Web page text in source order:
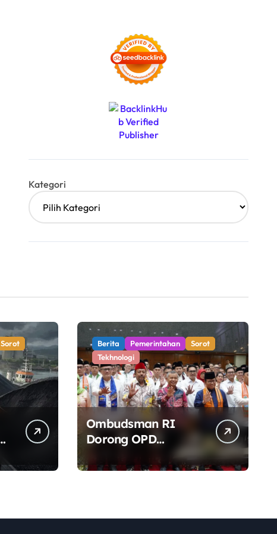
Kategori
Sorot Berita Pemerintahan
Sorot
Tekhnologi
Ombudsman RI
Dorong OPD
Jakarta Lebih
Era Digital